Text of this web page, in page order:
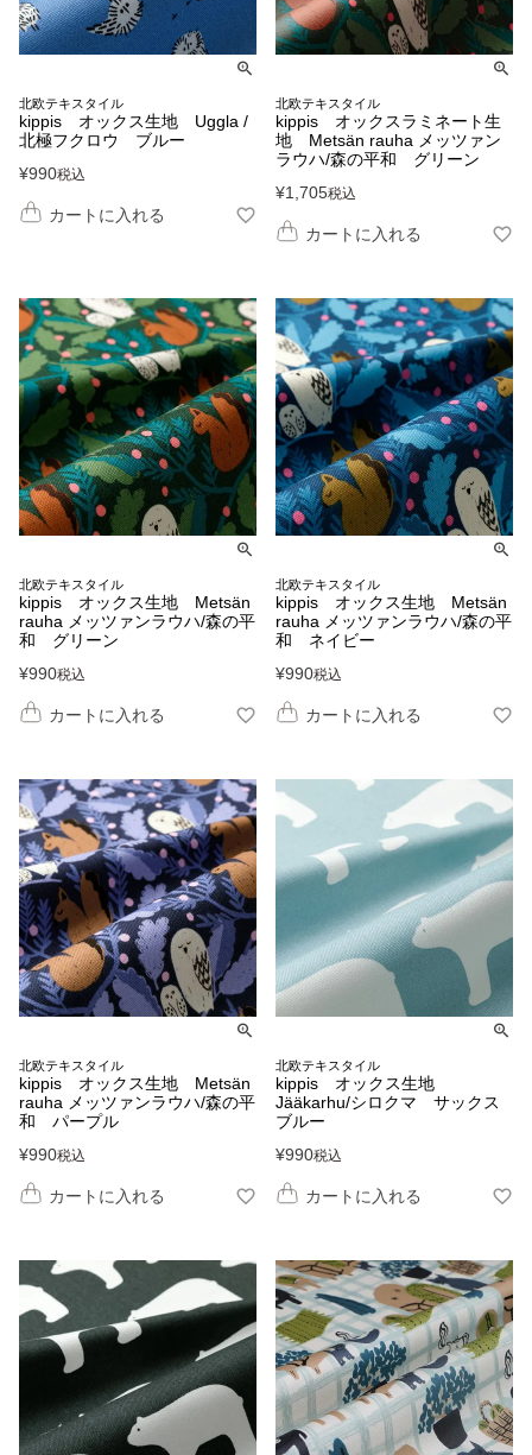
北欧テキスタイル
kippis オックス生地 Uggla /
北極フクロウ ブルー
¥990税込
カートに入れる
北欧テキスタイル
kippis オックスラミネート生
地 Metsän rauha メッツァン
ラウハ/森の平和 グリーン
¥1,705税込
カートに入れる
北欧テキスタイル
kippis オックス生地 Metsän
rauha メッツァンラウハ/森の平
和 グリーン
¥990税込
カートに入れる
北欧テキスタイル
kippis オックス生地 Metsän
rauha メッツァンラウハ/森の平
和 ネイビー
¥990税込
カートに入れる
北欧テキスタイル
kippis オックス生地 Metsän
rauha メッツァンラウハ/森の平
和 パープル
¥990税込
カートに入れる
北欧テキスタイル
kippis オックス生地
Jääkarhu/シロクマ サックス
ブルー
¥990税込
カートに入れる